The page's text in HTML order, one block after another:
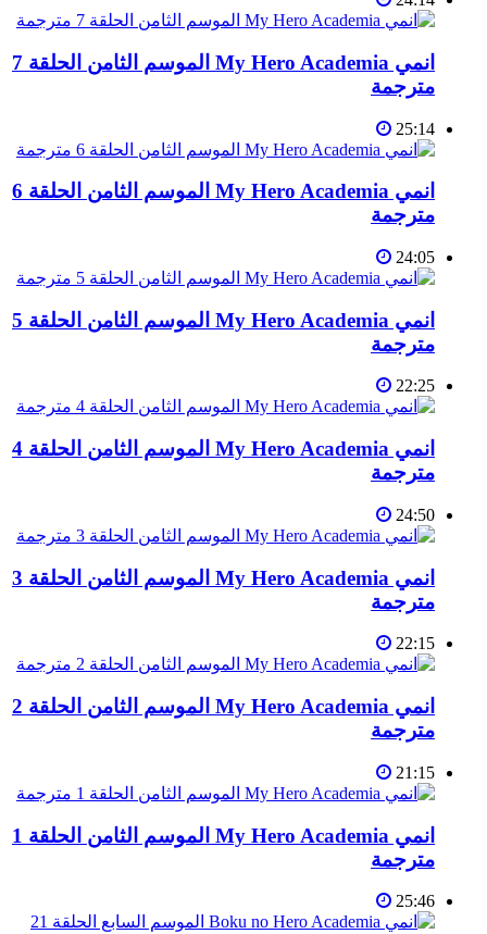
انمي My Hero Academia الموسم الثامن الحلقة 7
مترجمة
25:14
انمي My Hero Academia الموسم الثامن الحلقة 6
مترجمة
24:05
انمي My Hero Academia الموسم الثامن الحلقة 5
مترجمة
22:25
انمي My Hero Academia الموسم الثامن الحلقة 4
مترجمة
24:50
انمي My Hero Academia الموسم الثامن الحلقة 3
مترجمة
22:15
انمي My Hero Academia الموسم الثامن الحلقة 2
مترجمة
21:15
انمي My Hero Academia الموسم الثامن الحلقة 1
مترجمة
25:46